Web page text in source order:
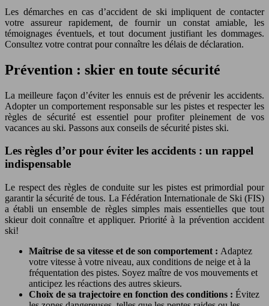
Les démarches en cas d’accident de ski impliquent de contacter
votre assureur rapidement, de fournir un constat amiable, les
témoignages éventuels, et tout document justifiant les dommages.
Consultez votre contrat pour connaître les délais de déclaration.
Prévention : skier en toute sécurité
La meilleure façon d’éviter les ennuis est de prévenir les accidents.
Adopter un comportement responsable sur les pistes et respecter les
règles de sécurité est essentiel pour profiter pleinement de vos
vacances au ski. Passons aux conseils de sécurité pistes ski.
Les règles d’or pour éviter les accidents : un rappel
indispensable
Le respect des règles de conduite sur les pistes est primordial pour
garantir la sécurité de tous. La Fédération Internationale de Ski (FIS)
a établi un ensemble de règles simples mais essentielles que tout
skieur doit connaître et appliquer. Priorité à la prévention accident
ski!
Maîtrise de sa vitesse et de son comportement : Adaptez
votre vitesse à votre niveau, aux conditions de neige et à la
fréquentation des pistes. Soyez maître de vos mouvements et
anticipez les réactions des autres skieurs.
Choix de sa trajectoire en fonction des conditions : Évitez